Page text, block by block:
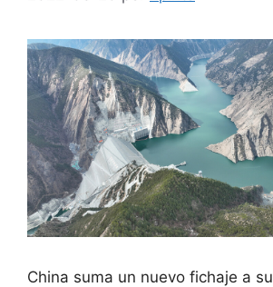
China suma un nuevo fichaje a su